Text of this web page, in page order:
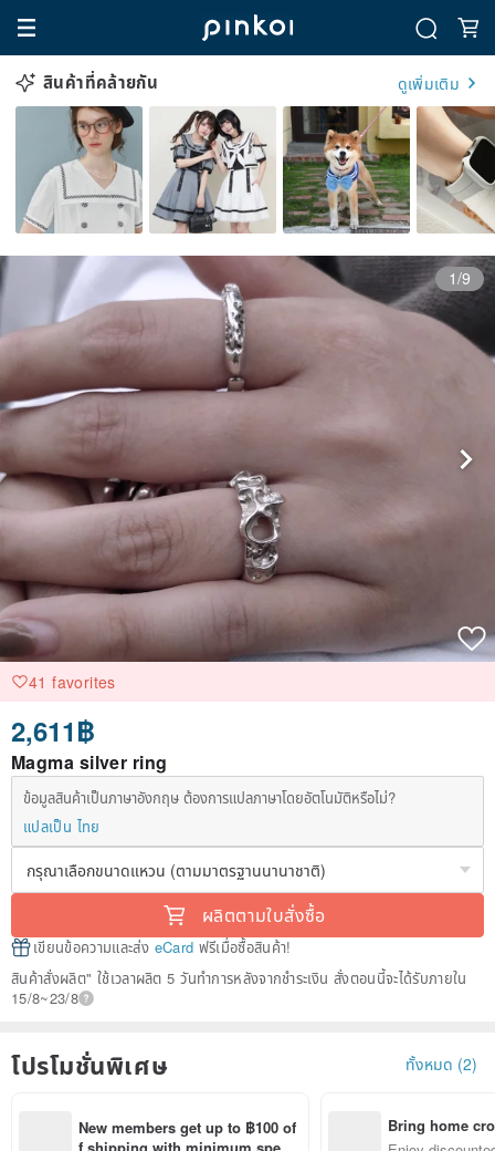
สินค้าที่คล้ายกัน ดูเพิ่มเติม
1/9
41 favorites
2,611฿
Magma silver ring
ข้อมูลสินค้าเป็นภาษาอังกฤษ ต้องการแปลภาษาโดยอัตโนมัติหรือไม่?
แปลเป็น ไทย
ผลิตตามใบสั่งซื้อ
เขียนข้อความและส่ง eCard ฟรีเมื่อซื้อสินค้า!
สินค้าสั่งผลิต" ใช้เวลาผลิต 5 วันทำการหลังจากชำระเงิน สั่งตอนนี้จะได้รับภายใน
15/8~23/8
โปรโมชั่นพิเศษ ทั้งหมด (2)
New members get up to ฿100 of
Bring home
n with ease